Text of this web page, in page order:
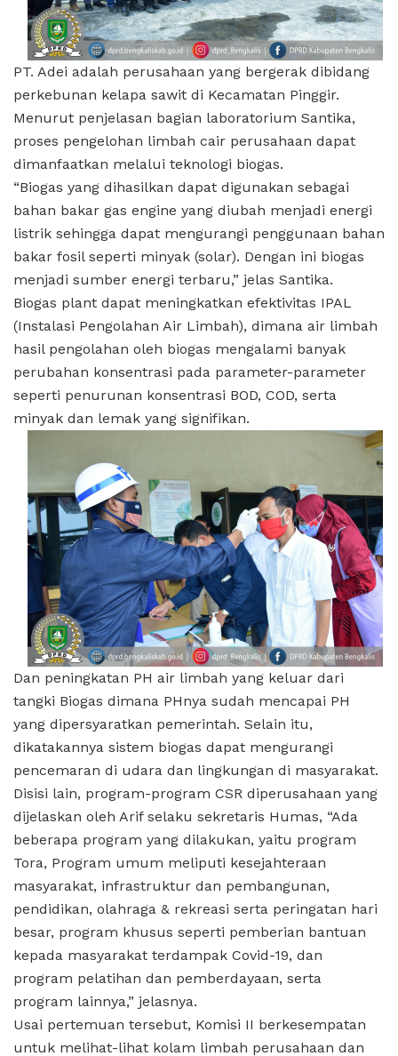
PT. Adei adalah perusahaan yang bergerak dibidang
perkebunan kelapa sawit di Kecamatan Pinggir.
Menurut penjelasan bagian laboratorium Santika,
proses pengelohan limbah cair perusahaan dapat
dimanfaatkan melalui teknologi biogas.
“Biogas yang dihasilkan dapat digunakan sebagai
bahan bakar gas engine yang diubah menjadi energi
listrik sehingga dapat mengurangi penggunaan bahan
bakar fosil seperti minyak (solar). Dengan ini biogas
menjadi sumber energi terbaru,” jelas Santika.
Biogas plant dapat meningkatkan efektivitas IPAL
(Instalasi Pengolahan Air Limbah), dimana air limbah
hasil pengolahan oleh biogas mengalami banyak
perubahan konsentrasi pada parameter-parameter
seperti penurunan konsentrasi BOD, COD, serta
minyak dan lemak yang signifikan.
Dan peningkatan PH air limbah yang keluar dari
tangki Biogas dimana PHnya sudah mencapai PH
yang dipersyaratkan pemerintah. Selain itu,
dikatakannya sistem biogas dapat mengurangi
pencemaran di udara dan lingkungan di masyarakat.
Disisi lain, program-program CSR diperusahaan yang
dijelaskan oleh Arif selaku sekretaris Humas, “Ada
beberapa program yang dilakukan, yaitu program
Tora, Program umum meliputi kesejahteraan
masyarakat, infrastruktur dan pembangunan,
pendidikan, olahraga & rekreasi serta peringatan hari
besar, program khusus seperti pemberian bantuan
kepada masyarakat terdampak Covid-19, dan
program pelatihan dan pemberdayaan, serta
program lainnya,” jelasnya.
Usai pertemuan tersebut, Komisi II berkesempatan
untuk melihat-lihat kolam limbah perusahaan dan